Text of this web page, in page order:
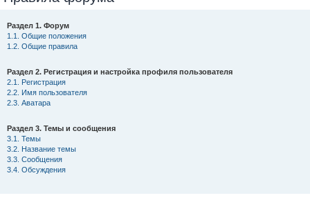
Раздел 1. Форум
1.1. Общие положения
1.2. Общие правила
Раздел 2. Регистрация и настройка профиля пользователя
2.1. Регистрация
2.2. Имя пользователя
2.3. Аватара
Раздел 3. Темы и сообщения
3.1. Темы
3.2. Название темы
3.3. Сообщения
3.4. Обсуждения